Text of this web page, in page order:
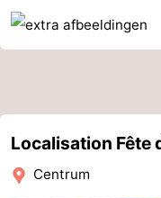
du
Hollande
Pratiques
en
Route
Localisation Fête
Centrum